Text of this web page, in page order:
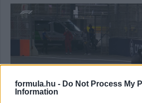
formula.hu - Do Not Process My
Information